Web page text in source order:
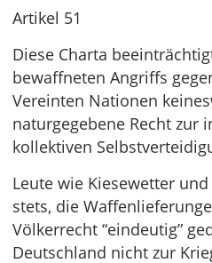
Artikel 51
Diese Charta
bewaffneten Angriffs
Vereinten Nationen
naturgegebene Recht zur
kollektiven
Leute wie Kiesewetter
stets, die
Völkerrecht “eindeutig”
Deutschland nicht zur